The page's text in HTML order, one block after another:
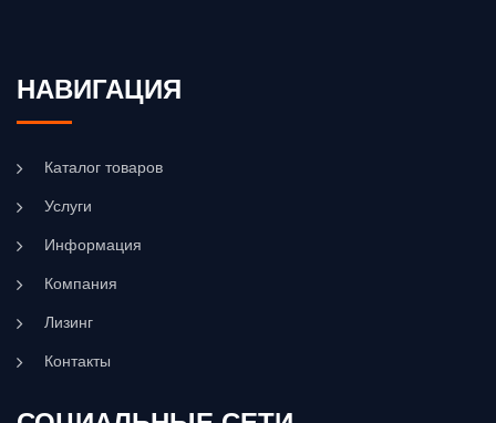
НАВИГАЦИЯ
Каталог товаров
Услуги
Информация
Компания
Лизинг
Контакты